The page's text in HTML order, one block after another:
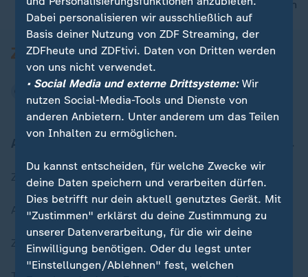
nach oben
Zuletzt veröffentlicht
Aktuelle Sendungs-Videos
ZDFheute Stories
Dabei personalisieren wir ausschließlich auf
Basis deiner Nutzung von ZDF Streaming, der
ZDFheute und ZDFtivi. Daten von Dritten werden
von uns nicht verwendet.
• Social Media und externe Drittsysteme:Wir
nutzen Social-Media-Tools und Dienste von
anderen Anbietern. Unter anderem um das Teilen
von Inhalten zu ermöglichen.
Du kannst entscheiden, für welche Zwecke wir
deine Daten speichern und verarbeiten dürfen.
Dies betrifft nur dein aktuell genutztes Gerät. Mit
"Zustimmen" erklärst du deine Zustimmung zu
unserer Datenverarbeitung, für die wir deine
Einwilligung benötigen. Oder du legst unter
"Einstellungen/Ablehnen" fest, welchen